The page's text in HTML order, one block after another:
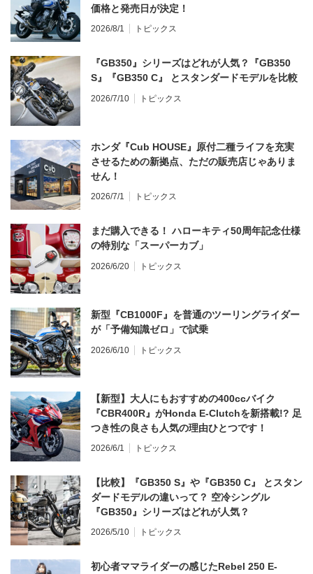
価格と発売日が決定！
2026/8/1 トピックス
『GB350』シリーズはどれが人気？『GB350
S』『GB350 C』 とスタンダードモデルを比較
2026/7/10 トピックス
ホンダ『Cub HOUSE』原付二種ライフを充実
させるための新拠点、ただの販売店じゃありま
せん！
2026/7/1 トピックス
まだ購入できる！ ハローキティ50周年記念仕様
の特別な「スーパーカブ」
2026/6/20 トピックス
新型『CB1000F』を普通のツーリングライダー
が「予備知識ゼロ」で試乗
2026/6/10 トピックス
【新型】大人にもおすすめの400ccバイク
『CBR400R』がHonda E-Clutchを新搭載!? 足
つき性の良さも人気の理由ひとつです！
2026/6/1 トピックス
【比較】『GB350 S』や『GB350 C』 とスタン
ダードモデルの違いって？ 空冷シングル
『GB350』シリーズはどれが人気？
2026/5/10 トピックス
初心者ママライダーの感じたRebel 250 E-